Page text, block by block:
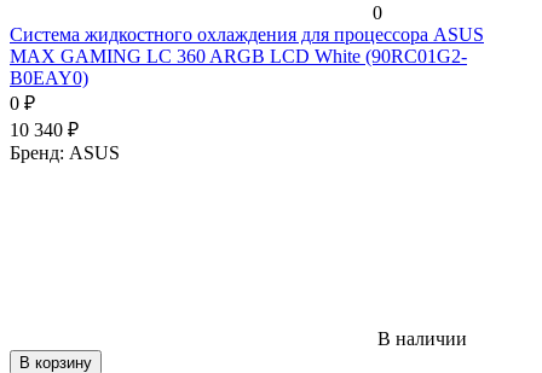
0
Система жидкостного охлаждения для процессора ASUS
MAX GAMING LC 360 ARGB LCD White (90RC01G2-
B0EAY0)
0 ₽
10 340 ₽
Бренд: ASUS
В наличии
В корзину